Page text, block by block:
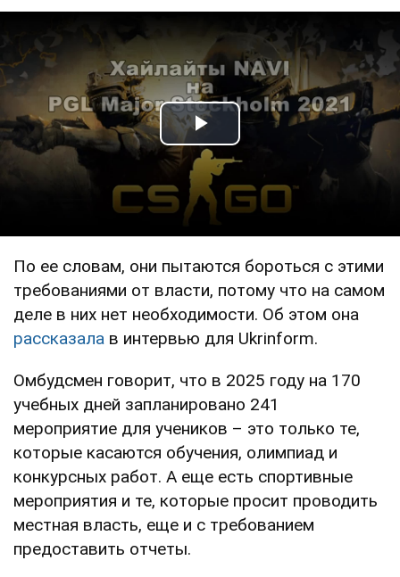
Play Video
По ее словам, они пытаются бороться с этими
требованиями от власти, потому что на самом
деле в них нет необходимости. Об этом она
рассказала в интервью для Ukrinform.
Омбудсмен говорит, что в 2025 году на 170
учебных дней запланировано 241
мероприятие для учеников – это только те,
которые касаются обучения, олимпиад и
конкурсных работ. А еще есть спортивные
мероприятия и те, которые просит проводить
местная власть, еще и с требованием
предоставить отчеты.